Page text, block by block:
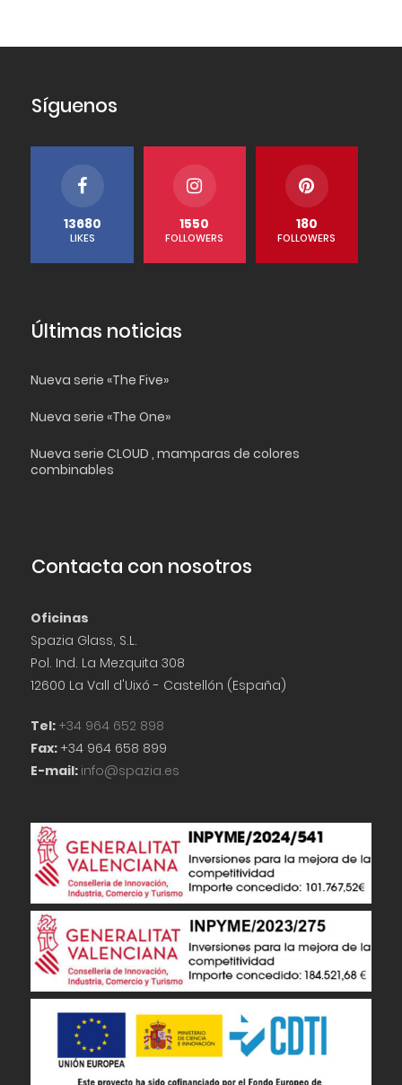
Síguenos
13680
LIKES
1550
FOLLOWERS
180
FOLLOWERS
Últimas noticias
Nueva serie «The Five»
Nueva serie «The One»
Nueva serie CLOUD , mamparas de colores
combinables
Contacta con nosotros
Oficinas
Spazia Glass, S.L.
Pol. Ind. La Mezquita 308
12600 La Vall d'Uixó - Castellón (España)
Tel: +34 964 652 898
Fax: +34 964 658 899
E-mail: info@spazia.es